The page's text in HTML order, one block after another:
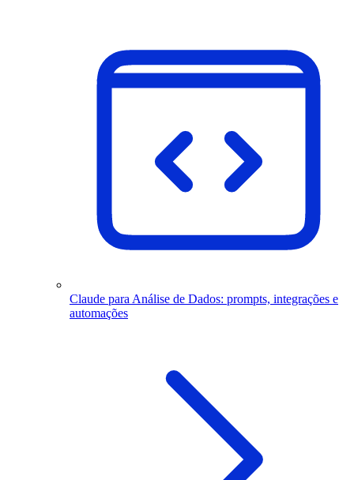
Claude para Análise de Dados: prompts, integrações e
automações